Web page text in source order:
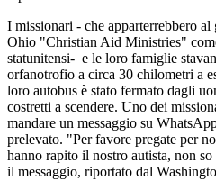
I missionari - che apparterrebbero
Ohio "Christian Aid Ministries"
statunitensi- e le loro famiglie
orfanotrofio a circa 30 chilometri a
loro autobus è stato fermato dagli
costretti a scendere. Uno dei
mandare un messaggio su
prelevato. "Per favore pregate per
hanno rapito il nostro autista, non
il messaggio, riportato dal